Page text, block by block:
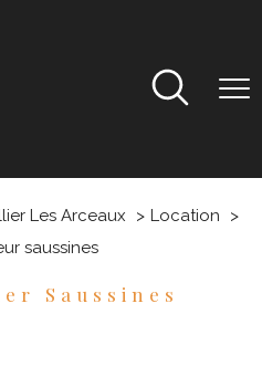
Les Arceaux
Location
saussines
Saussines